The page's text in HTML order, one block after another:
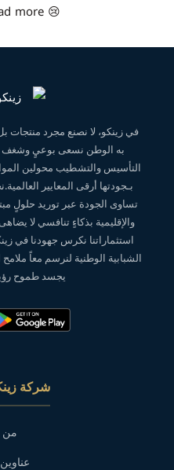
more 😢
في زينكو، لا نصنع مجرد
به الوطن نسعى بوعيٍ وشغف
التأسيس والتشطيب محولين
بـجودتها أرقى المعايير
تساوى الجودة عبر توريد حلولٍ
والإقليمية بذكاءٍ تنافسي لا
استثماراتنا نكرس جهودنا في
الشبابية الوطنية لنرسم معاً
يجسد طموح رؤية
شركة
من